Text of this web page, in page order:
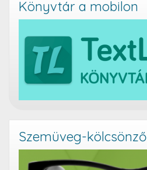
Könyvtár a mobilon
Szemüveg-kölcsönző